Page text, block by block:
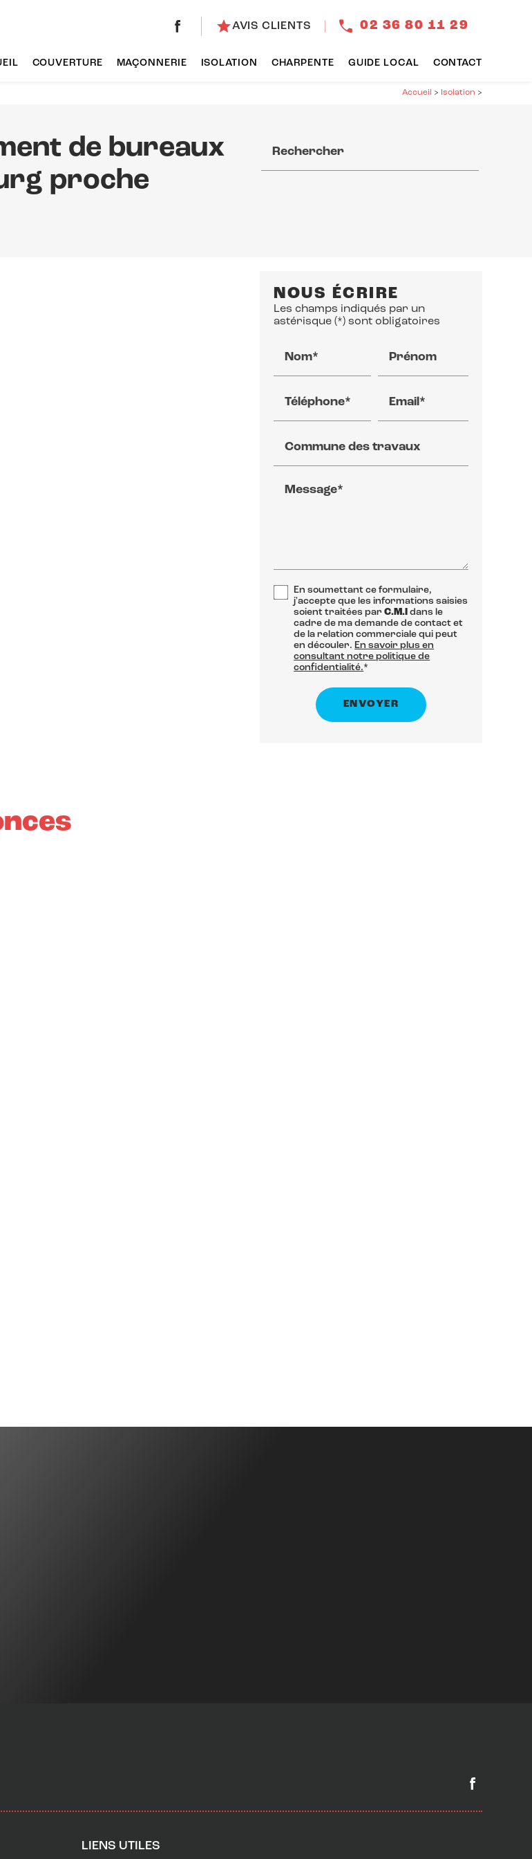
starAVIS CLIENTS 02 36 80 11 29
COUVERTURE MAÇONNERIE ISOLATION CHARPENTE GUIDE LOCAL CONTACT
Accueil > Isolation >
de bureaux
proche
Rechercher
NOUS ÉCRIRE
Les champs indiqués par un
astérisque (*) sont obligatoires
Nom* Prénom
Téléphone* Email*
Commune des travaux
Message*
En soumettant ce formulaire,
j'accepte que les informations saisies
soient traitées parC.M.I dans le
cadre de ma demande de contact et
de la relation commerciale qui peut
en découler. En savoir plus en
consultant notre politique de
confidentialité.*
LIENS UTILES